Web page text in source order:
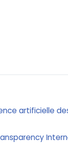
artificielle